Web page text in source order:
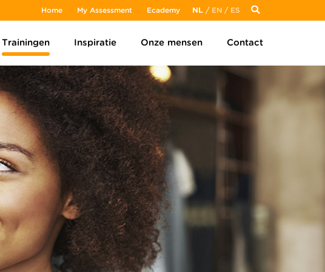
Home My Assessment Ecademy NL / EN / ES
Trainingen Inspiratie Onze mensen Contact